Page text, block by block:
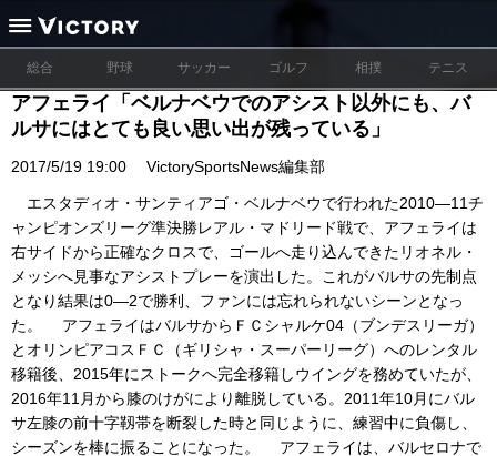
総合 野球 サッカー ゴルフ 相撲 テニス
アフェライ「ベルナベウでのアシスト以外にも、バ
ルサにはとても良い思い出が残っている」
2017/5/19 19:00 VictorySportsNews編集部
エスタディオ・サンティアゴ・ベルナベウで行われた2010―11チ
ャンピオンズリーグ準決勝レアル・マドリード戦で、アフェライは
右サイドから正確なクロスで、ゴールへ走り込んできたリオネル・
メッシへ見事なアシストプレーを演出した。これがバルサの先制点
となり結果は0―2で勝利、ファンには忘れられないシーンとなっ
た。 アフェライはバルサからＦＣシャルケ04（ブンデスリーガ）
とオリンピアコスＦＣ（ギリシャ・スーパーリーグ）へのレンタル
移籍後、2015年にストークへ完全移籍しウイングを務めていたが、
2016年11月から膝のけがにより離脱している。2011年10月にバル
サ左膝の前十字靱帯を断裂した時と同じように、練習中に負傷し、
シーズンを棒に振ることになった。 アフェライは、バルセロナで